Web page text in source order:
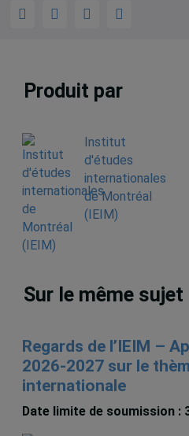
Produit par
Institut
d'études
internationales
de Montréal
(IEIM)
Sur le même sujet
Regards de l’IEIM –
2026-2027 sur le
internationale
Date limite de soumission :